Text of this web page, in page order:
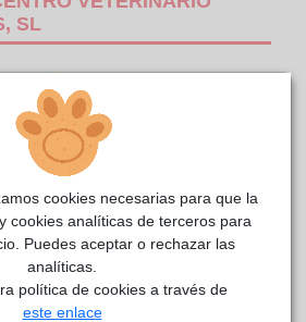
SL
cookies necesarias para que la
cookies analíticas de terceros para
Puedes aceptar o rechazar las
analíticas.
política de cookies a través de
este enlace